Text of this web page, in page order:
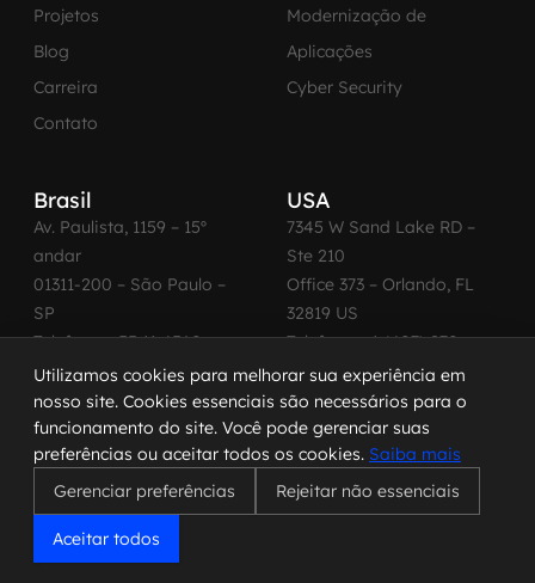
Projetos
Blog
Carreira
Contato
Modernização de
Aplicações
Cyber Security
Brasil
Av. Paulista, 1159 – 15º
andar
01311-200 – São Paulo –
SP
Telefone: +55 11 4560-
2600
USA
7345 W Sand Lake RD –
Ste 210
Office 373 – Orlando, FL
32819 US
Telefone: +1 (407) 270-
3065
© 2026 MadeinWeb. Todos os direitos reservados.
Termo de Uso | Política de Privacidade |
Política de Cookies
Utilizamos cookies para melhorar sua experiência em
nosso site. Cookies essenciais são necessários para o
funcionamento do site. Você pode gerenciar suas
preferências ou aceitar todos os cookies. Saiba mais
Gerenciar preferências
Rejeitar não essenciais
Aceitar todos